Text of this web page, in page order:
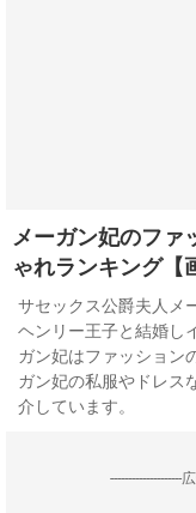
メーガン妃のファ
ゃれランキング【
サセックス公爵夫人メ
ヘンリー王子と結婚し
ガン妃はファッション
ガン妃の私服やドレス
介しています。